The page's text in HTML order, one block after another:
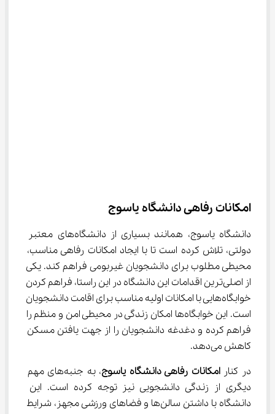
امکانات رفاهی دانشگاه یاسوج
دانشگاه یاسوج، همانند بسیاری از دانشگاه‌های معتبر
دولتی، تلاش کرده است تا با ایجاد امکانات رفاهی مناسب،
محیطی مطلوب برای دانشجویان غیربومی فراهم کند. یکی
از اصلی‌ترین اقدامات این دانشگاه در این راستا، فراهم کردن
خوابگاه‌هایی با امکانات اولیه مناسب برای اقامت دانشجویان
است. این خوابگاه‌ها امکان زندگی در محیطی امن و منظم را
فراهم کرده و دغدغه دانشجویان را از جهت یافتن مسکن
کاهش می‌دهد.
در کنار امکانات رفاهی دانشگاه یاسوج
، به جنبه‌های مهم
دیگری از زندگی دانشجویی نیز توجه کرده است. این
دانشگاه با داشتن سالن‌ها و فضاهای ورزشی مجهز، شرایط